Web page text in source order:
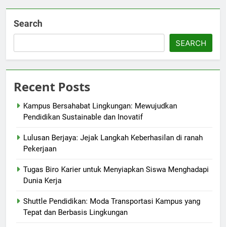
Search
SEARCH
Recent Posts
Kampus Bersahabat Lingkungan: Mewujudkan
Pendidikan Sustainable dan Inovatif
Lulusan Berjaya: Jejak Langkah Keberhasilan di ranah
Pekerjaan
Tugas Biro Karier untuk Menyiapkan Siswa Menghadapi
Dunia Kerja
Shuttle Pendidikan: Moda Transportasi Kampus yang
Tepat dan Berbasis Lingkungan